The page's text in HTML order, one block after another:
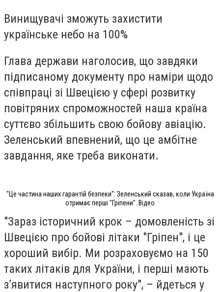
Винищувачі зможуть захистити
українське небо на 100%
Глава держави наголосив, що завдяки
підписаному документу про наміри щодо
співпраці зі Швецією у сфері розвитку
повітряних спроможностей наша країна
суттєво збільшить свою бойову авіацію.
Зеленський впевнений, що це амбітне
завдання, яке треба виконати.
"Це частина наших гарантій безпеки": Зеленський сказав, коли Україна
отримає перші "Гріпени". Відео
"Зараз історичний крок – домовленість зі
Швецією про бойові літаки "Гріпен", і це
хороший вибір. Ми розраховуємо на 150
таких літаків для України, і перші мають
зʼявитися наступного року", – йдеться у